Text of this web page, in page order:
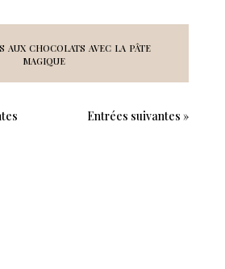
aux chocolats avec la pâte
magique
Entrées suivantes »